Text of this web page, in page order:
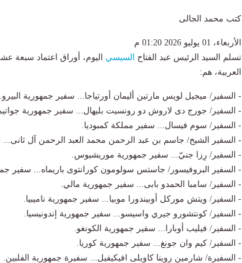
كتب محمد الجالى
الأربعاء، 01 يوليو 2026 01:20 م
تسلم السيد الرئيس عبد الفتاح
السيسي اليوم، أوراق اعتماد سبعة
العربية، هم:
- السفير/ ميجيل لويس مارتين أليمان أورتياجا... سفير جمهورية البيرو.
- السفير/ جورج دى لاروش دو رونسيت بليهال... سفير جمهورية
- السفير/ سوم فيسال... سفير مملكة كمبوديا.
- السفير الشيخ/ جاسم بن عبد الرحمن محمد العبد الرحمن آل ثانى...
- السفير/ رِزا جنيّ... سفير جمهورية موريشيوس.
- السفير البروفيسور/ جاستس سولومون كورانتوى باريماه... سفير
- السفير/ سامبا الحمدو بابى... سفير جمهورية مالي.
- السفير/ ويتش موركل أوبيندورا موبيا... سفير جمهورية ناميبيا.
- السفير/ كونتشورو جيري واسيسو... سفير جمهورية إندونيسيا.
- السفير/ فيليب أوبارا... سفير جمهورية الكونغو.
- السفير/ كيم وان جونغ... سفير جمهورية كوريا.
- السفيرة/ شارمين روينا كاويلى افيكيفيل... سفيرة جمهورية الفلبين.